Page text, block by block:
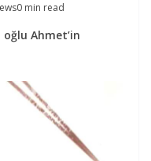
0 min read
oğlu Ahmet’in